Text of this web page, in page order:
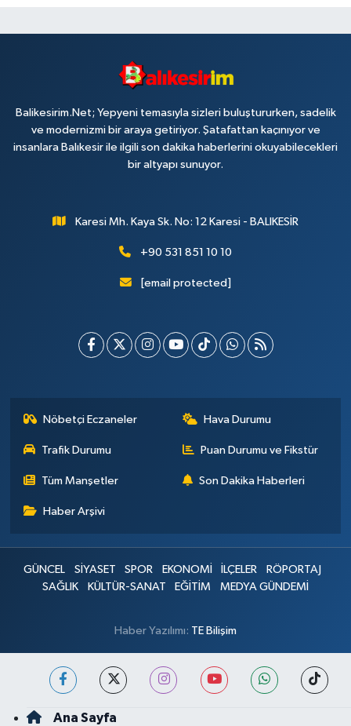
Balikesirim.Net; Yepyeni temasıyla sizleri buluştururken, sadelik
ve modernizmi bir araya getiriyor. Şatafattan kaçınıyor ve
insanlara Balıkesir ile ilgili son dakika haberlerini okuyabilecekleri
bir altyapı sunuyor.
Karesi Mh. Kaya Sk. No: 12 Karesi - BALIKESİR
+90 531 851 10 10
[email protected]
Nöbetçi Eczaneler Hava Durumu
Trafik Durumu Puan Durumu ve Fikstür
Tüm Manşetler Son Dakika Haberleri
Haber Arşivi
GÜNCEL SİYASET SPOR EKONOMİ İLÇELER
RÖPORTAJ
SAĞLIK
KÜLTÜR-SANAT EĞİTİM MEDYA GÜNDEMİ
Haber Yazılımı: TE Bilişim
Ana Sayfa